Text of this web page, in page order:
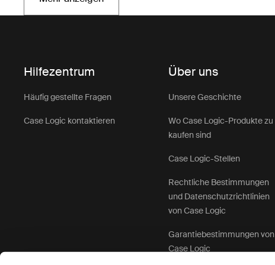
Wird in einer neuen Registerkarte geöffnet
Hilfezentrum
Häufig gestellte Fragen
Case Logic kontaktieren
Über uns
Unsere Geschichte
Wo Case Logic-Produkte zu
kaufen sind
Case Logic-Stellen
Rechtliche Bestimmungen
und Datenschutzrichtlinien
von Case Logic
Garantiebestimmungen von
Case Logic